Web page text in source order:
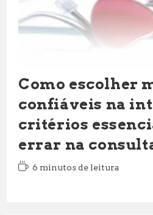
Como escolher
confiáveis na
critérios
errar na
Tempo6 minutos de leitura